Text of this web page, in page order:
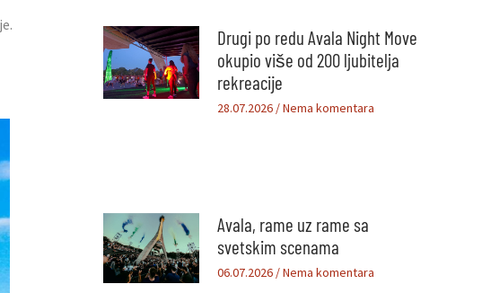
Drugi po redu Avala Night Move
okupio više od 200 ljubitelja
rekreacije
28.07.2026 Nema komentara
Avala, rame uz rame sa
svetskim scenama
06.07.2026 Nema komentara